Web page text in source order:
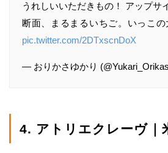
うれしいいただきもの！
アップサ
断面、まるまるいちご。いっこ
pic.twitter.com/2DTxscnDoX
— おりかさゆかり
4. アトリエクレーヴ｜